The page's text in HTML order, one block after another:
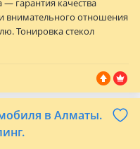
— гарантия качества
внимательного отношения
Тонировка стекол
с разбором и
где максимально Чисто,
что позволяет
настоящему высоких
тонировки стекол.
в Алматы.